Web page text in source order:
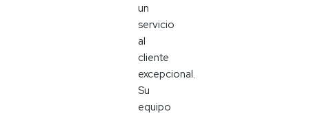
un
servicio
al
cliente
excepcional.
Su
equipo